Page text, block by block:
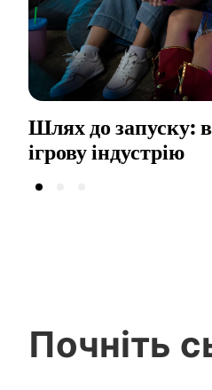
Шлях до запуску:
ігрову індустрію
Почніть